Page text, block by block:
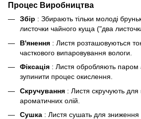
Процес Виробництва
Збір : Збирають тільки молоді
листочки чайного куща ("два
В'янення : Листя розташовуються
часткового випаровування вологи.
Фіксація : Листя обробляють паром
зупинити процес окислення.
Скручування : Листя скручують для
ароматичних олій.
Сушка : Листя сушать для зниження